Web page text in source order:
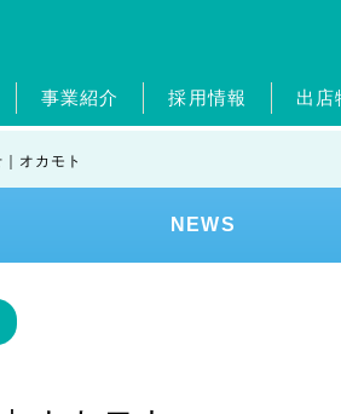
ループ会社
SDGs レジデンスア
事業紹介
ガソリンスタンド事業
採用情報 出店
オカモト
NEWS